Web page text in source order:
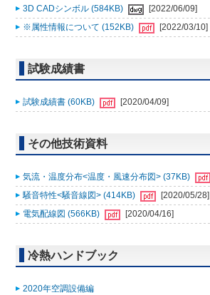
3D CADシンボル (584KB)
[2022/06/09]
※属性情報について (152KB)
[2022/03/10]
試験成績書
試験成績書 (60KB) [2020/04/09]
その他技術資料
気流・温度分布<温度・風速分布図> (37KB)
騒音特性<騒音線図> (414KB)
[2020/05/28]
電気配線図 (566KB)
[2020/04/16]
冷熱ハンドブック
2020年空調設備編